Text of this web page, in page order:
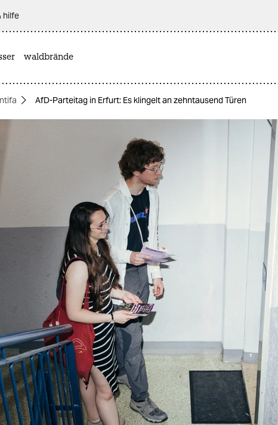
hilfe
waldbrände
AfD-Parteitag in Erfurt: Es klingelt an zehntausend Türen